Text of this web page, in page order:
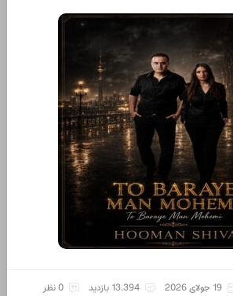
19 جولای 2026 13,394 بازدید 0 نظر